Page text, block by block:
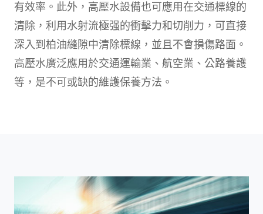
有效率。此外，高壓水設備也可應用在交通標線的
清除，利用水射流極强的衝擊力和切削力，可直接
深入到柏油縫隙中清除標線，並且不會損傷路面。
高壓水廣泛應用於交通運輸業、航空業、公路養護
等，是不可或缺的維護保養方法。